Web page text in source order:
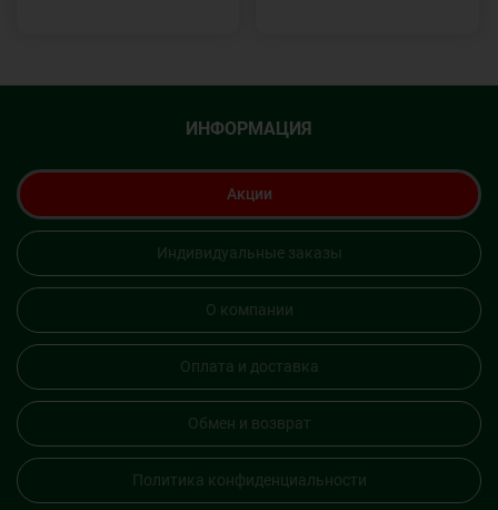
ИНФОРМАЦИЯ
Акции
Индивидуальные заказы
О компании
Оплата и доставка
Обмен и возврат
Политика конфиденциальности